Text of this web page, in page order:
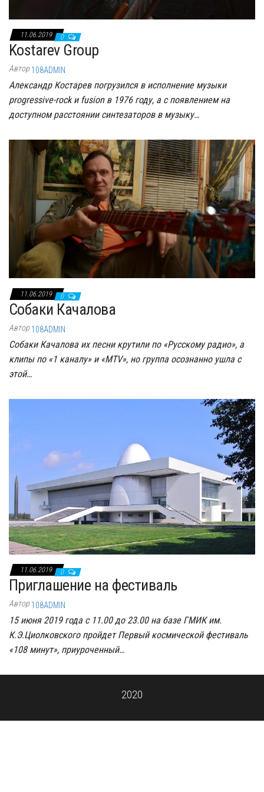
11.06.2019 0
Kostarev Group
Автор108ADMIN
Александр Костарев погрузился в исполнение музыки
progressive-rock и fusion в 1976 году, а с появлением на
доступном расстоянии синтезаторов в музыку…
11.06.2019 0
Собаки Качалова
Автор108ADMIN
Собаки Качалова их песни крутили по «Русскому радио», а
клипы по «1 каналу» и «MTV», но группа осознанно ушла с
этой…
11.06.2019 0
Приглашение на фестиваль
Автор108ADMIN
15 июня 2019 года с 11.00 до 23.00 на базе ГМИК им.
К.Э.Циолковского пройдет Первый космической фестиваль
«108 минут», приуроченный…
2020